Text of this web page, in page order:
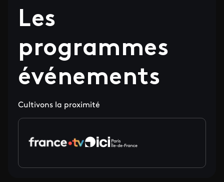
Les
programmes
événements
Cultivons la proximité